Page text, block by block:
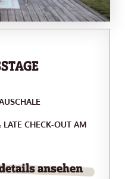
CHECK-OUT AM
ansehen